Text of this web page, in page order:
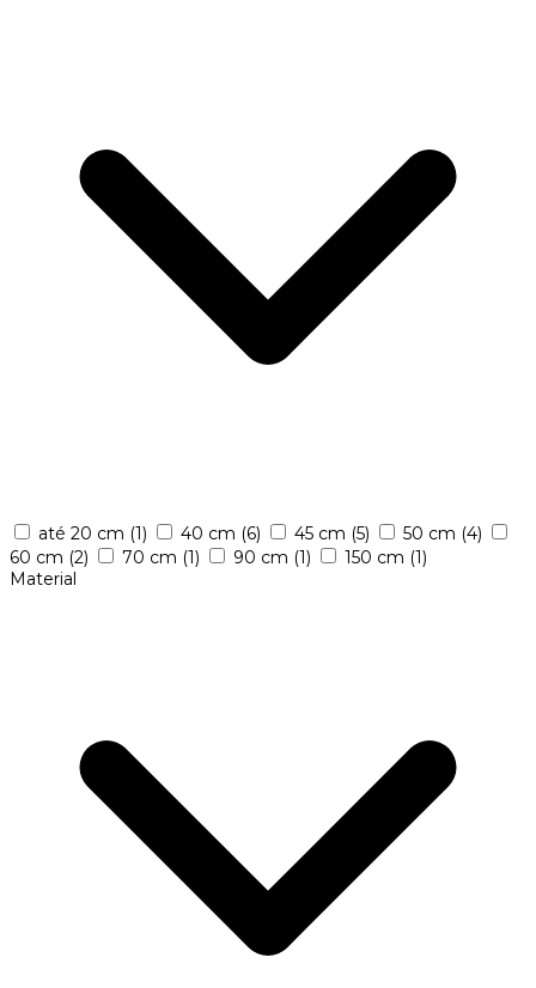
até 20 cm (1) 40 cm (6) 45 cm (5) 50 cm (4)
60 cm (2) 70 cm (1) 90 cm (1) 150 cm (1)
Material